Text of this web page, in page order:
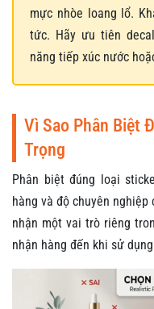
mực nhòe loang lổ.
tức. Hãy ưu tiên
năng tiếp xúc nước
Vì Sao Phân Biệt
Trọng
Phân biệt đúng loại
hàng và độ chuyên
nhận một vai trò riêng
nhận hàng đến khi sử